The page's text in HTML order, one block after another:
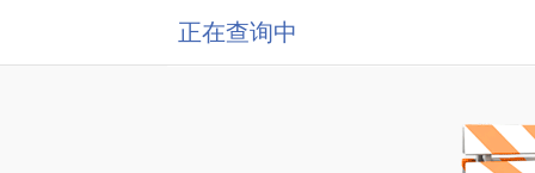
正在查询中